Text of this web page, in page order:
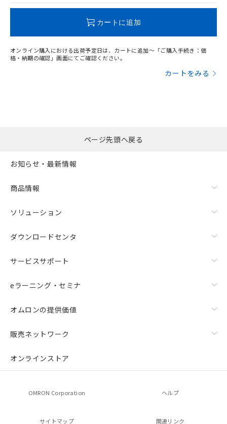
カートに追加
オンライン購入における出荷予定日は、カートに追加～「ご購入手続き：価
格・納期の確認」画面にてご確認ください。
カートをみる
ページ先頭へ戻る
お知らせ・最新情報
商品情報
ソリューション
ダウンロードセンタ
サービスサポート
eラーニング・セミナ
オムロンの提供価値
販売ネットワーク
オンラインストア
OMRON Corporation ヘルプ
サイトマップ 関連リンク